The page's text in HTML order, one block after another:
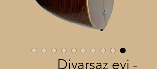
Diyarsaz evi -